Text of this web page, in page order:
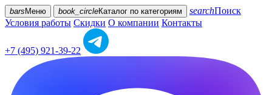
bars Меню book_circleКаталог по категориям searchПоиск
Условия работы Скидки О компании Контакты
+7 (495) 921-39-22